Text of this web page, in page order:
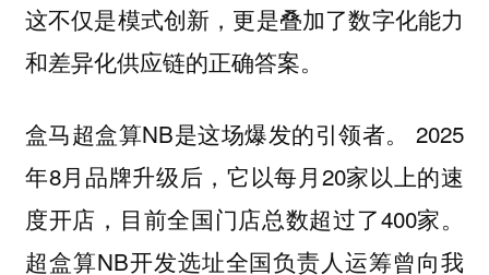
这不仅是模式创新，更是叠加了数字化能力
和差异化供应链的正确答案。
盒马超盒算NB是这场爆发的引领者。 2025
年8月品牌升级后，它以每月20家以上的速
度开店，目前全国门店总数超过了400家。
超盒算NB开发选址全国负责人运筹曾向我